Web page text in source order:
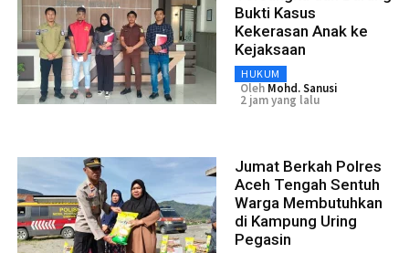
Bukti Kasus
Kekerasan Anak ke
Kejaksaan
HUKUM
Oleh Mohd. Sanusi
2 jam yang lalu
Jumat Berkah Polres
Aceh Tengah Sentuh
Warga Membutuhkan
di Kampung Uring
Pegasin